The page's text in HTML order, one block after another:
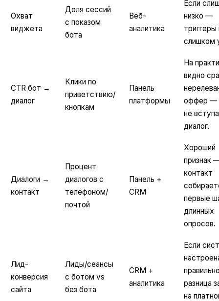
Охват
виджета
Доля сессий
с показом
бота
Веб-
аналитика
Если
низко —
триггеры
слишком
CTR бот →
диалог
Клики по
приветствию/
кнопкам
Панель
платформы
На
видно
оффер —
не
диалог.
Диалоги →
контакт
Процент
диалогов с
телефоном/
почтой
Панель +
CRM
Хороший
признак
контакт
первые
длинных
опросов.
Лид-
конверсия
сайта
Лиды/сеансы
с ботом vs
без бота
CRM +
аналитика
Если
разница
на